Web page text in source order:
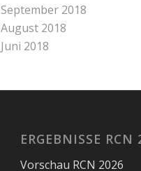
September 2018
August 2018
Juni 2018
ERGEBNISSE RCN
Vorschau RCN 2026